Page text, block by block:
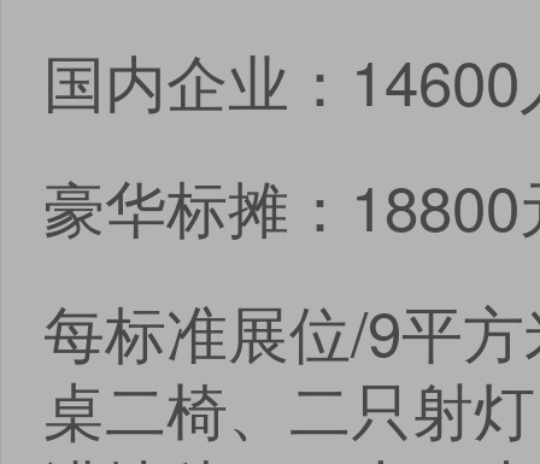
国内企业：
豪华标摊：
每标准展位/9平
桌二椅、二只射